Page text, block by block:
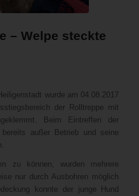
– Welpe steckte
wurde am 04.08.2017
der Rolltreppe mit
Beim Eintreffen der
außer Betrieb und seine
zu können, wurden mehrere
nur durch Ausbohren möglich
konnte der junge Hund